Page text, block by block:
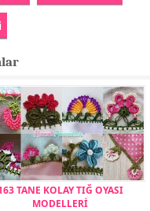
TANE KOLAY TIĞ OYASI
MODELLERİ